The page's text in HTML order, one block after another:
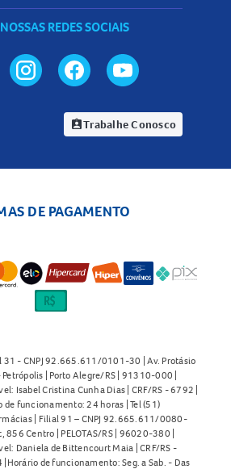
REDES SOCIAIS
assignment_indTrabalhe Conosco
DE PAGAMENTO
31 - CNPJ 92.665.611/0101-30 | Av. Protásio
| Porto Alegre/RS | 91310-000 |
Isabel Cristina Cunha Dias | CRF/RS - 6792 |
funcionamento: 24 horas | Tel (51)
| Filial 91 – CNPJ 92.665.611/0080-
856 Centro | PELOTAS/RS | 96020-380 |
Daniela de Bittencourt Maia | CRF/RS -
de funcionamento: Seg. a Sab. - Das